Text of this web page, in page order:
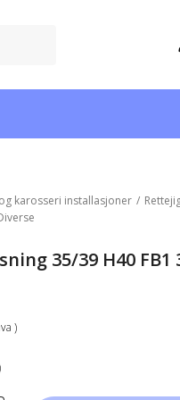
karosseri installasjoner /
35/39 H40 FB1
)